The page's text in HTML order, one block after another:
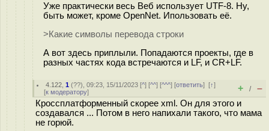
Уже практически весь Веб использует UTF-8. Ну,
быть может, кроме OpenNet. Ипользовать её.
>Какие символы перевода строки
А вот здесь приплыли. Попадаются проекты, где в
разных частях кода встречаются и LF, и CR+LF.
4.122 ,1 (??), 09:23, 15/11/2023 [^] [^^] [^^^] [ответить][↑]
[к модератору] + / –
Кроссплатформенный скорее xml. Он для этого и
создавался ... Потом в него напихали такого, что мама
не горюй.